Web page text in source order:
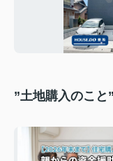
”土地購入のこと